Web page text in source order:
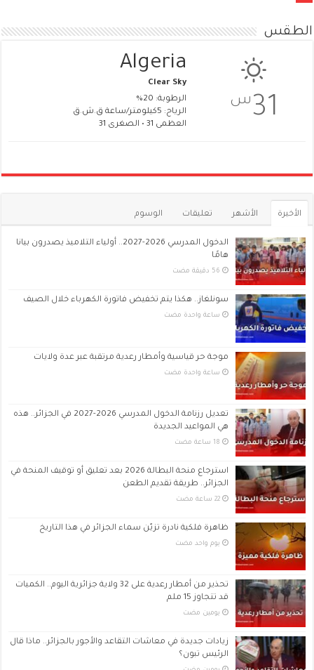
الطقس
31 س
Algeria
Clear Sky
الرطوبة: 20%
الرياح: 5كيلومتر/ساعة ق.ش.ق‎
العظمى 31 • الصغرى 31
الأخيرة الأشهر تعليقات الوسوم
الدخول المدرسي 2026-2027.. أولياء التلاميذ يصدرون بيانا
هامًا
سونلغاز.. هكذا يتم تخفيض فاتورة الكهرباء خلال الصيف
‏ساعة واحدة مضت
موجة حر قياسية وأمطار رعدية مرتقبة عبر عدة ولايات
‏ساعة واحدة مضت
تعديل رزنامة الدخول المدرسي 2026-2027 في الجزائر.. هذه
هي المواعيد الجديدة
استرجاع منحة البطالة 2026 بعد تعليق أو توقيف المنحة في
الجزائر.. طريقة تقديم الطعن
‏22 ساعة مضت
ظاهرة فلكية نادرة تزيّن سماء الجزائر في هذا التاريخ
‏يوم واحد مضت
تحذير من أمطار رعدية على 32 ولاية جزائرية اليوم.. الكميات
قد تتجاوز 15 ملم
‏يومين مضت
زيادات جديدة في معاشات التقاعد والأجور بالجزائر.. ماذا قال
الرئيس تبون؟